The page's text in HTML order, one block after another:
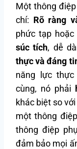
Một thông
chí: Rõ ràng
phức tạp
súc tích, dễ
thực và đáng
năng lực
cùng, nó phải
khác biệt so
một thông
thông điệp
đảm bảo mọi